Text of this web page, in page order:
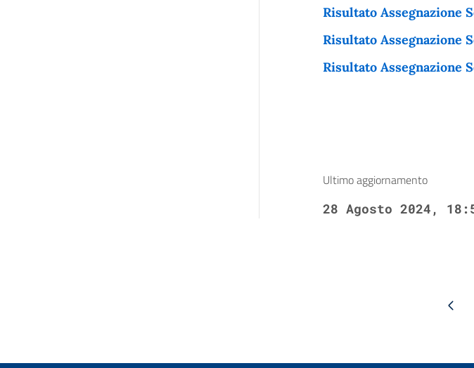
Risultato Assegnazione
Risultato Assegnazione
Risultato Assegnazione
Ultimo aggiornamento
28 Agosto 2024,
Pagina